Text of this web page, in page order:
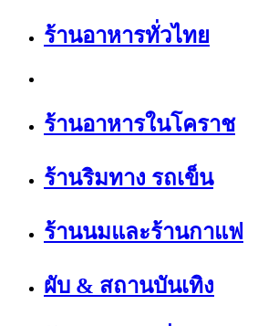
ร้านอาหารทั่วไทย
ร้านอาหารในโคราช
ร้านริมทาง รถเข็น
ร้านนมและร้านกาแฟ
ผับ & สถานบันเทิง